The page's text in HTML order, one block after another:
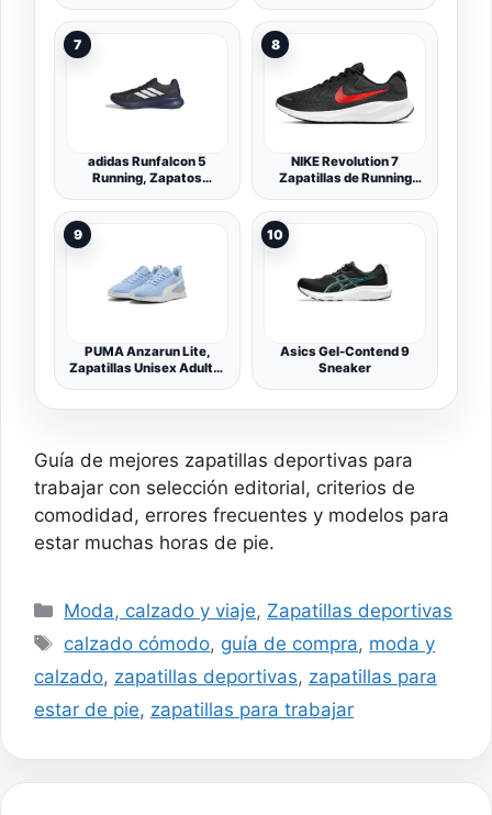
7
adidas Runfalcon 5
Running, Zapatos
8
NIKE Revolution 7
Zapatillas de Running
Shoe Unisex Adulto
9
PUMA Anzarun Lite,
Zapatillas Unisex Adulto,
10
Asics Gel-Contend 9
Sneaker
Guía de mejores zapatillas deportivas para
trabajar con selección editorial, criterios de
comodidad, errores frecuentes y modelos para
estar muchas horas de pie.
Categorías
Moda, calzado y viaje, Zapatillas deportivas
Etiquetas
calzado cómodo, guía de compra, moda y
calzado, zapatillas deportivas, zapatillas para
estar de pie, zapatillas para trabajar